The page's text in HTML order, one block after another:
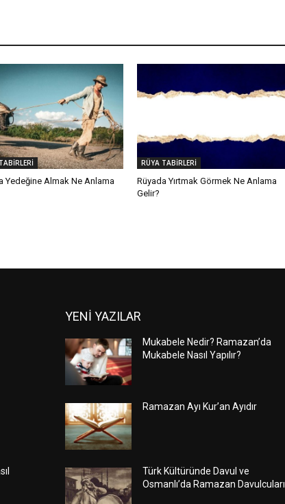
Yedeğine Almak Ne Anlama
RÜYA TABİRLERİ
Rüyada Yırtmak Görmek Ne Anlama
Gelir?
YENİ YAZILAR
Mukabele Nedir? Ramazan’da
Mukabele Nasıl Yapılır?
Ramazan Ayı Kur’an Ayıdır
Türk Kültüründe Davul ve
Osmanlı’da Ramazan Davulcuları